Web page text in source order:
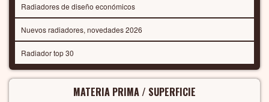
Radiadores de diseño económicos
Nuevos radiadores, novedades 2026
Radiador top 30
MATERIA PRIMA / SUPERFICIE